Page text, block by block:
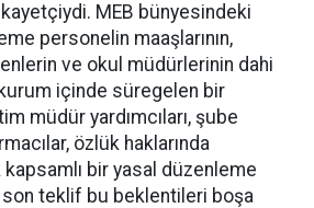
MEB bünyesindeki
personelin maaşlarının,
ve okul müdürlerinin dahi
içinde süregelen bir
müdür yardımcıları, şube
özlük haklarında
bir yasal düzenleme
teklif bu beklentileri boşa